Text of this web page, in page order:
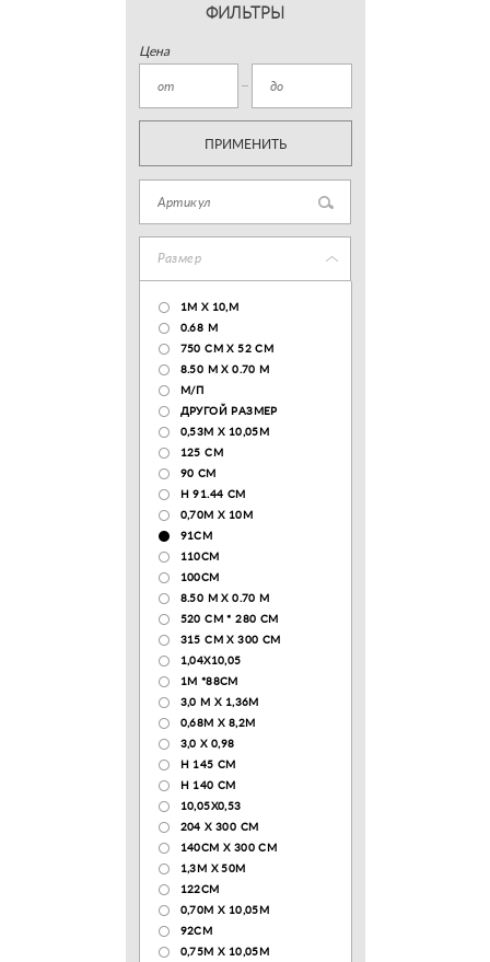
ФИЛЬТРЫ
Цена
ПРИМЕНИТЬ
Размер
1М Х 10,М
0.68 M
750 CM X 52 CM
8.50 М X 0.70 М
М/П
ДРУГОЙ РАЗМЕР
0,53М Х 10,05М
125 CM
90 СМ
H 91.44 CM
0,70М Х 10М
91СМ
110CM
100CM
8.50 M X 0.70 M
520 СМ * 280 СМ
315 CM X 300 CM
1,04X10,05
1М *88СМ
3,0 М Х 1,36М
0,68М Х 8,2М
3,0 Х 0,98
H 145 CM
H 140 CM
10,05Х0,53
204 Х 300 СМ
140CM X 300 CM
1,3М Х 50М
122СМ
0,70М Х 10,05М
92CM
0,75М Х 10,05М